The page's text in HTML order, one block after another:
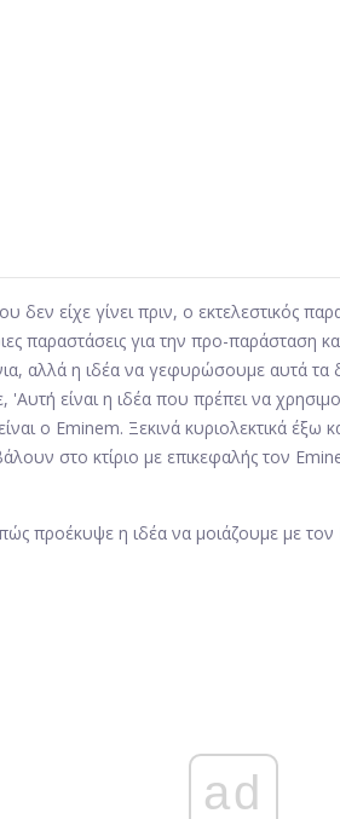
δεν είχε γίνει πριν, ο εκτελεστικός
παραστάσεις για την προ-παράσταση
αλλά η ιδέα να γεφυρώσουμε αυτά τα
'Αυτή είναι η ιδέα που πρέπει να
ο Eminem. Ξεκινά κυριολεκτικά έξω
στο κτίριο με επικεφαλής τον
προέκυψε η ιδέα να μοιάζουμε με τον
ad